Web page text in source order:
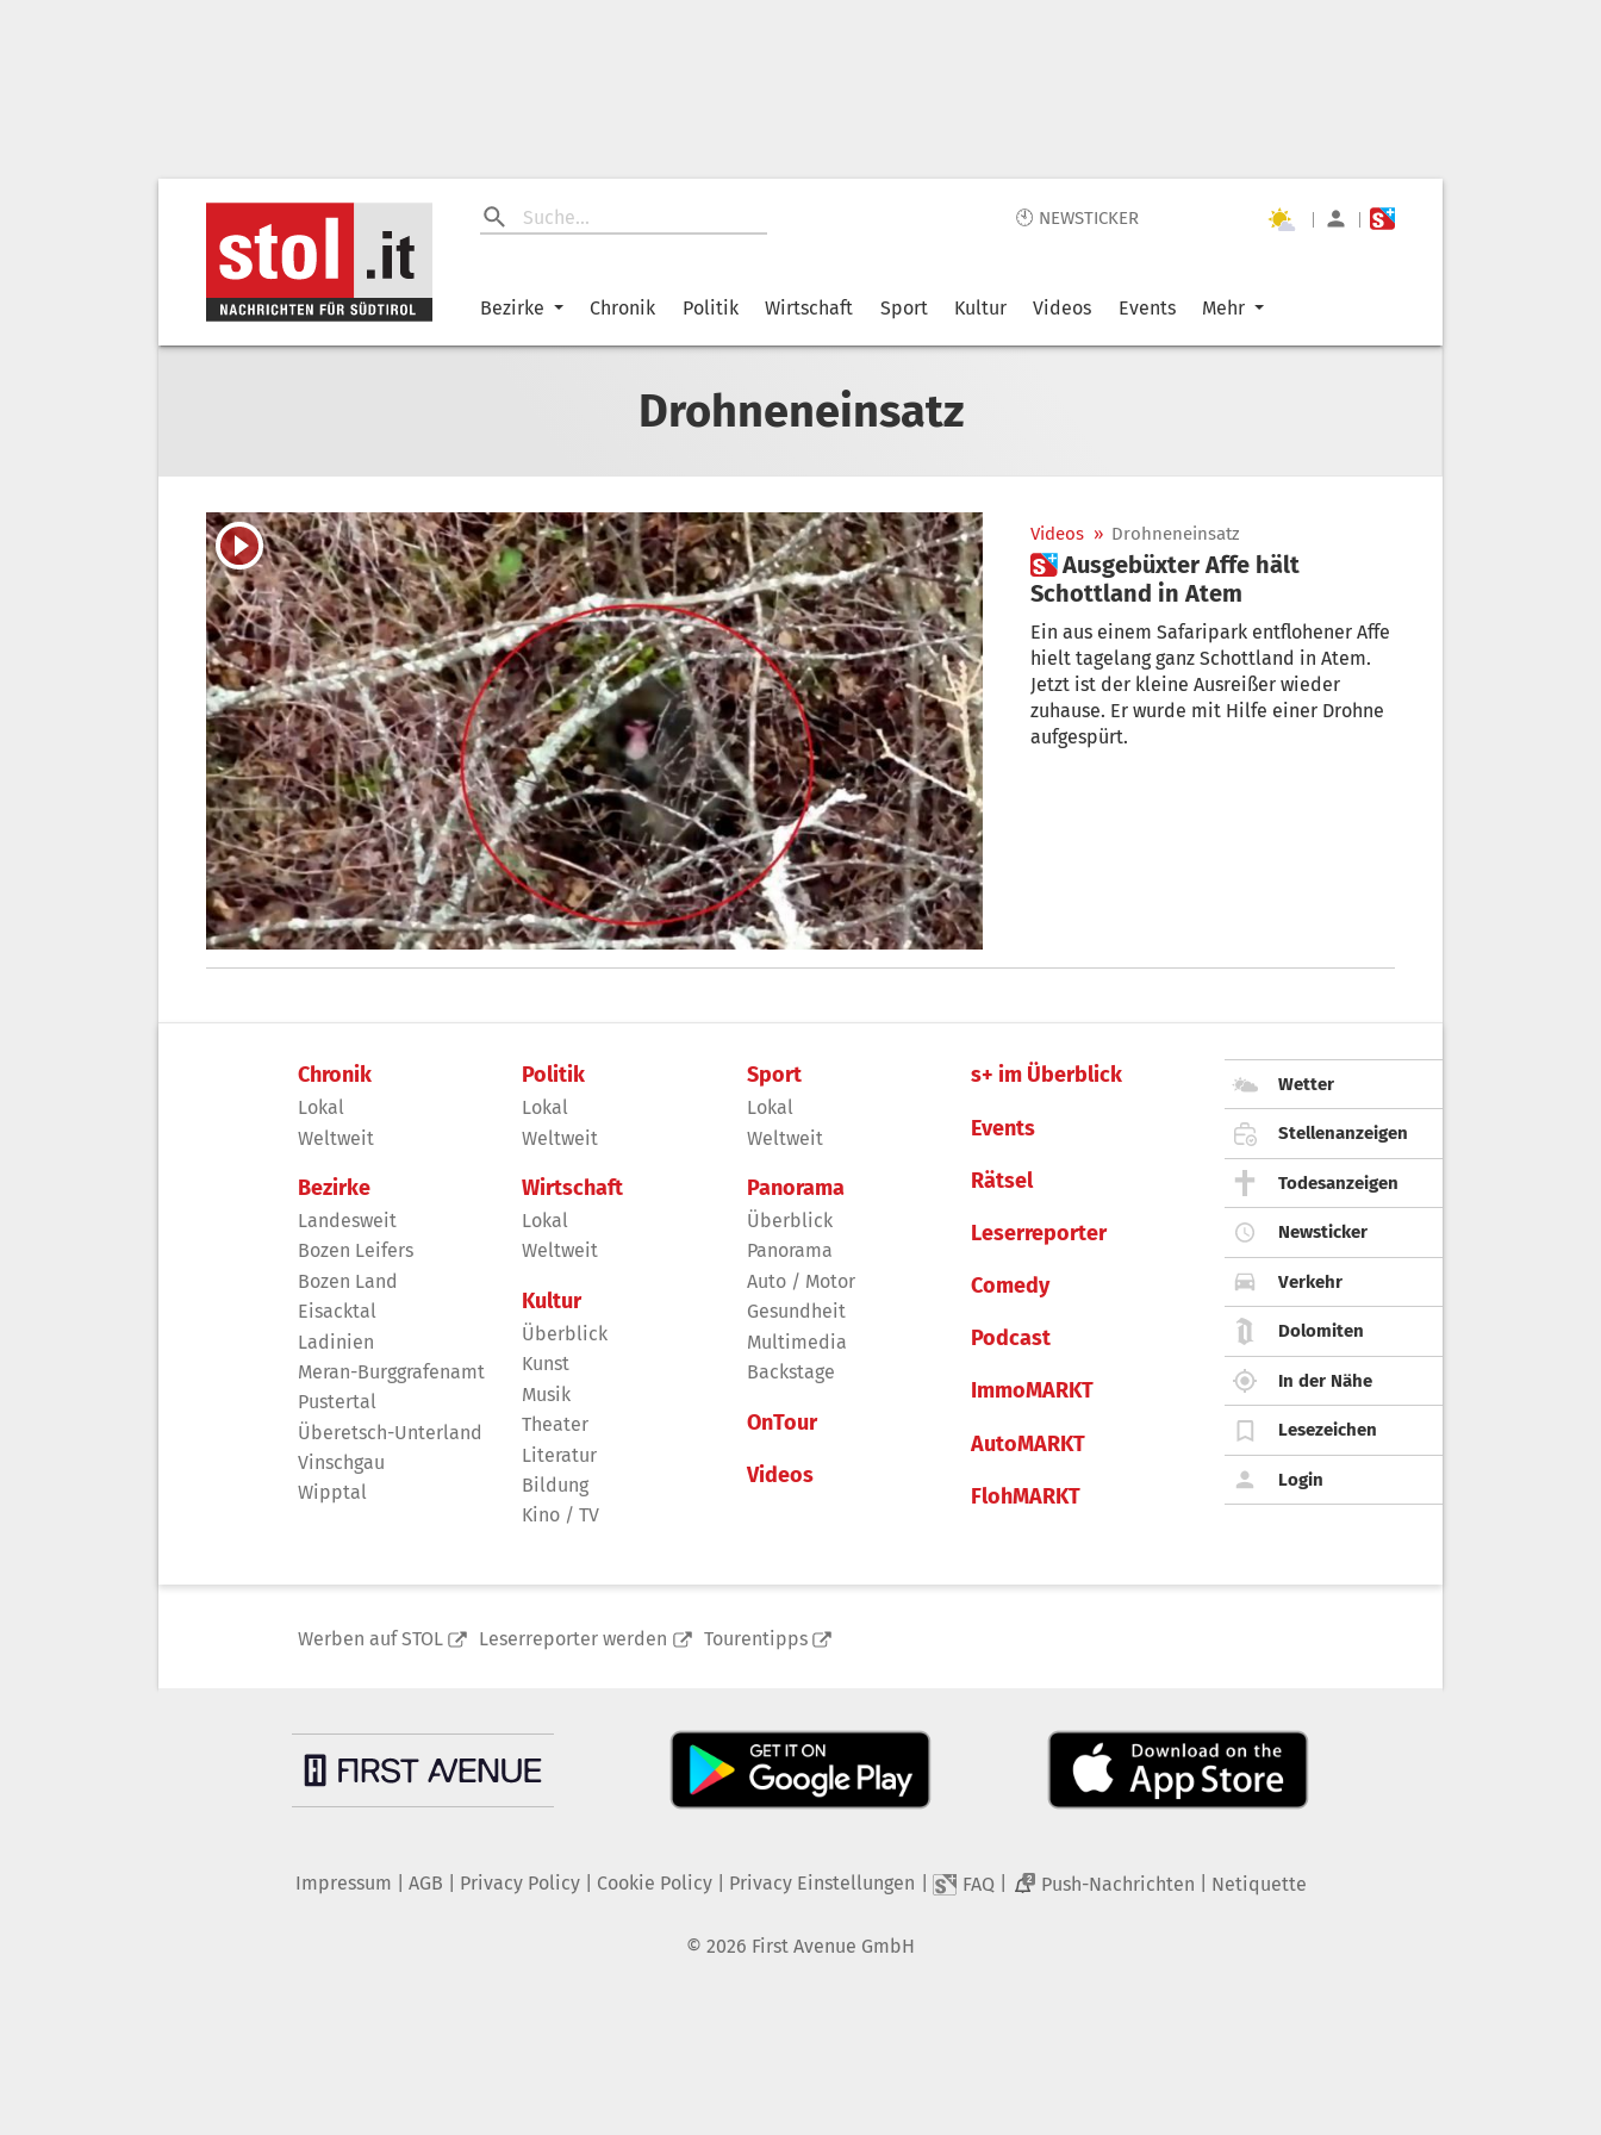
🕙 NEWSTICKER | |
Bezirke Chronik Politik Wirtschaft Sport Kultur Videos Events Mehr
Drohneneinsatz
Videos » Drohneneinsatz
 Ausgebüxter Affe hält
Schottland in Atem
Ein aus einem Safaripark entflohener Affe
hielt tagelang ganz Schottland in Atem.
Jetzt ist der kleine Ausreißer wieder
zuhause. Er wurde mit Hilfe einer Drohne
aufgespürt.
Chronik
Lokal
Weltweit
Bezirke
Landesweit
Bozen Leifers
Bozen Land
Eisacktal
Ladinien
Meran-Burggrafenamt
Pustertal
Überetsch-Unterland
Vinschgau
Wipptal
Politik
Lokal
Weltweit
Wirtschaft
Lokal
Weltweit
Kultur
Überblick
Kunst
Musik
Theater
Literatur
Bildung
Kino / TV
Sport
Lokal
Weltweit
Panorama
Überblick
Panorama
Auto / Motor
Gesundheit
Multimedia
Backstage
OnTour
Videos
s+ im Überblick
Events
Rätsel
Leserreporter
Comedy
Podcast
ImmoMARKT
AutoMARKT
FlohMARKT
Wetter
Stellenanzeigen
Todesanzeigen
Newsticker
Verkehr
Dolomiten
In der Nähe
Lesezeichen
Login
Werben auf STOL Leserreporter werden Tourentipps
Impressum AGB Privacy Policy| Cookie Policy| Privacy Einstellungen FAQ 2 Push-Nachrichten Netiquette
© 2026 First Avenue GmbH